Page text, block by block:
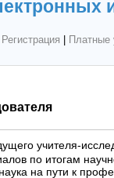
Регистрация Платные
учителя-
по итогам
на пути к